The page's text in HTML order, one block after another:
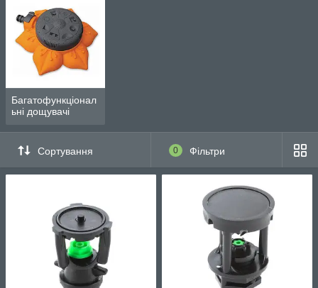
Багатофункціонал
ьні дощувачі
Сортування 0 Фільтри